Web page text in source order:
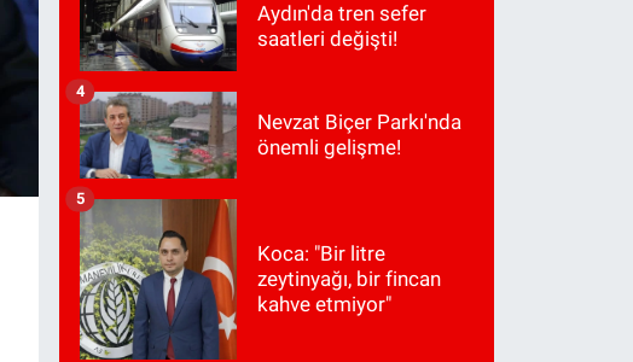
Aydın'da tren sefer
saatleri değişti!
Nevzat Biçer Parkı'nda
önemli gelişme!
4
Koca: "Bir litre
zeytinyağı, bir fincan
kahve etmiyor"
5